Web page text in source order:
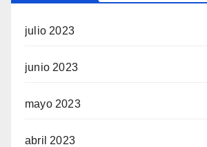
julio 2023
junio 2023
mayo 2023
abril 2023